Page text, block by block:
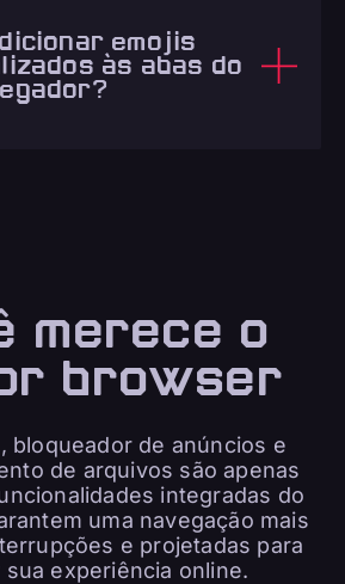
emojis
às abas do
merece o
browser
bloqueador de anúncios e
de arquivos são apenas
integradas do
uma navegação mais
e projetadas para
sua experiência online.